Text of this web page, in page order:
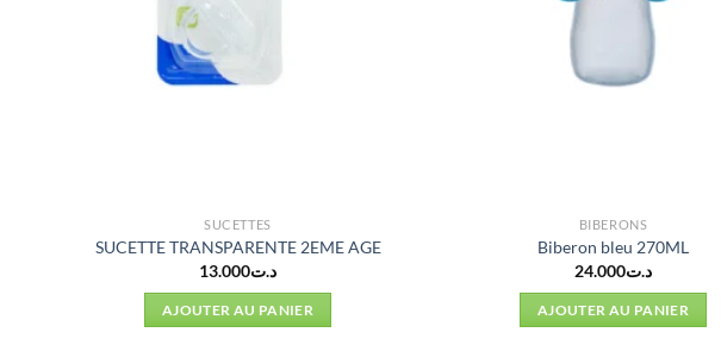
SUCETTES
SUCETTE TRANSPARENTE 2EME AGE
د.ت13.000
AJOUTER AU PANIER
BIBERONS
Biberon bleu 270ML
د.ت24.000
AJOUTER AU PANIER